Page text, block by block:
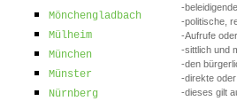
Mönchengladbach
Mülheim
München
Münster
Nürnberg
-
-politische,
-Aufrufe
-sittlich und
-den
-direkte
-dieses gilt